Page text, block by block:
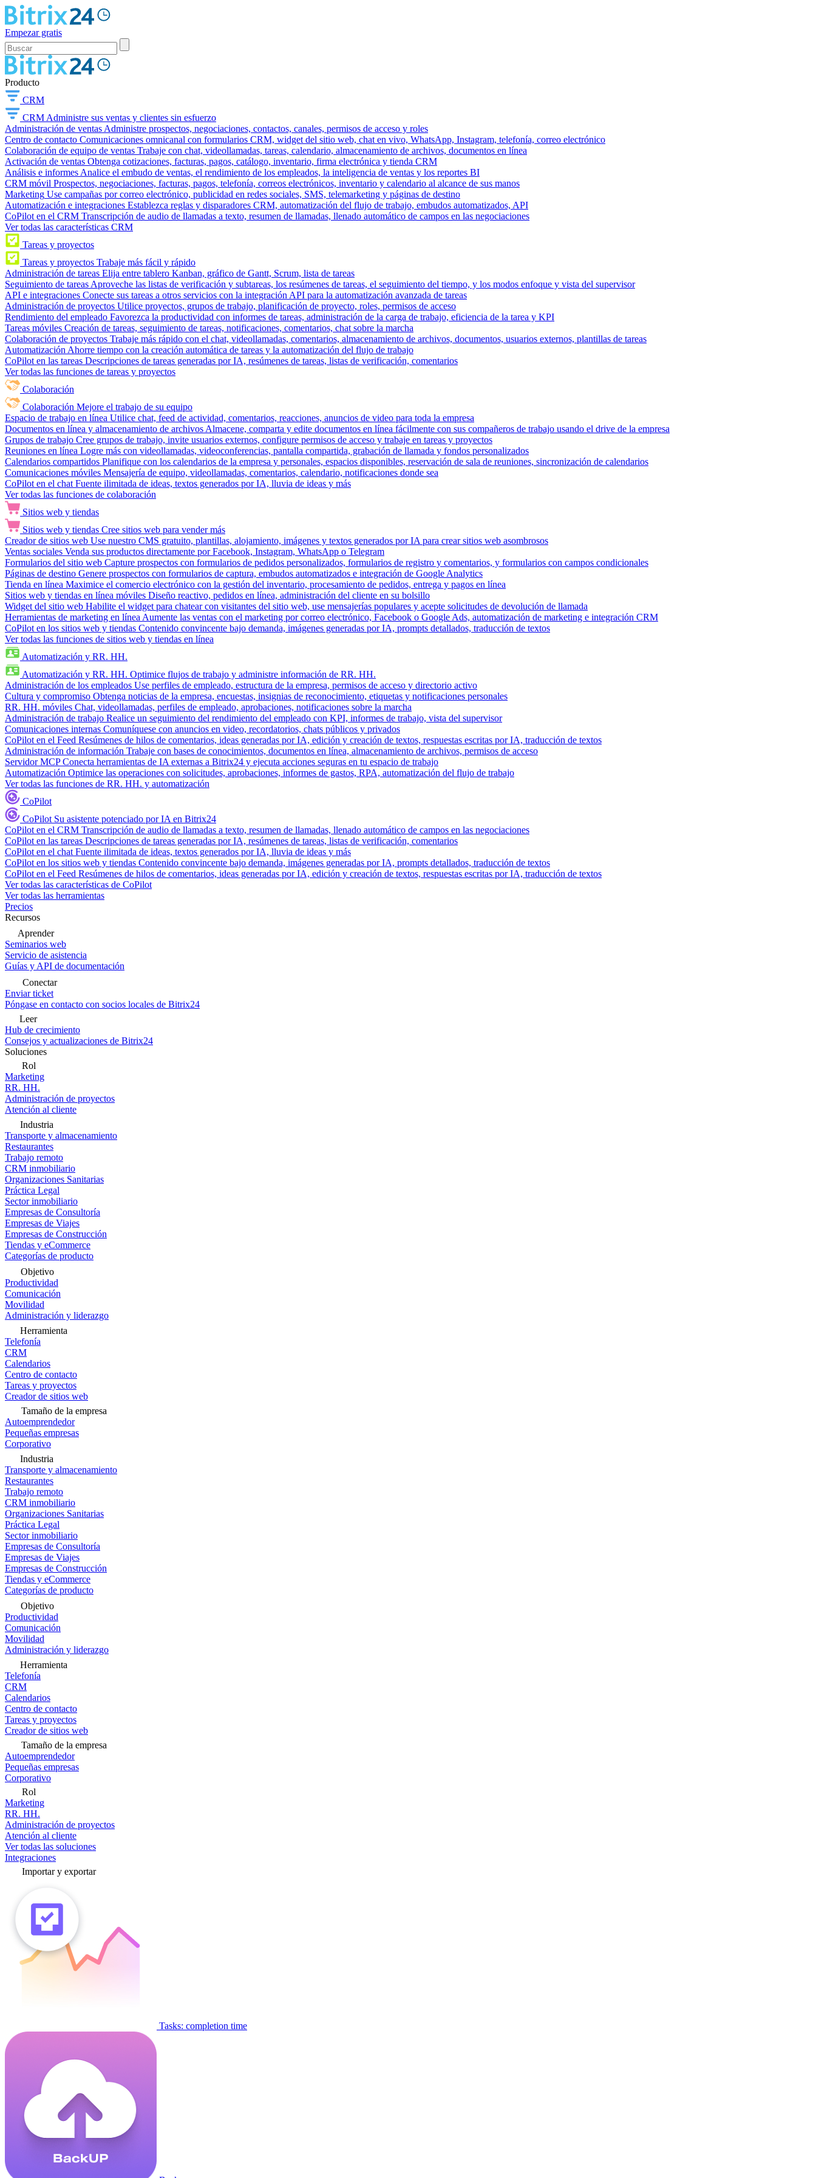
Empezar gratis
Producto
CRM
CRM Administre sus ventas y clientes sin esfuerzo
Administración de ventas Administre prospectos, negociaciones, contactos, canales, permisos de acceso y roles
Centro de contacto Comunicaciones omnicanal con formularios CRM, widget del sitio web, chat en vivo, WhatsApp, Instagram, telefonía, correo electrónico
Colaboración de equipo de ventas Trabaje con chat, videollamadas, tareas, calendario, almacenamiento de archivos, documentos en línea
Activación de ventas Obtenga cotizaciones, facturas, pagos, catálogo, inventario, firma electrónica y tienda CRM
Análisis e informes Analice el embudo de ventas, el rendimiento de los empleados, la inteligencia de ventas y los reportes BI
CRM móvil Prospectos, negociaciones, facturas, pagos, telefonía, correos electrónicos, inventario y calendario al alcance de sus manos
Marketing Use campañas por correo electrónico, publicidad en redes sociales, SMS, telemarketing y páginas de destino
Automatización e integraciones Establezca reglas y disparadores CRM, automatización del flujo de trabajo, embudos automatizados, API
CoPilot en el CRM Transcripción de audio de llamadas a texto, resumen de llamadas, llenado automático de campos en las negociaciones
Ver todas las características CRM
Tareas y proyectos
Tareas y proyectos Trabaje más fácil y rápido
Administración de tareas Elija entre tablero Kanban, gráfico de Gantt, Scrum, lista de tareas
Seguimiento de tareas Aproveche las listas de verificación y subtareas, los resúmenes de tareas, el seguimiento del tiempo, y los modos enfoque y vista del supervisor
API e integraciones Conecte sus tareas a otros servicios con la integración API para la automatización avanzada de tareas
Administración de proyectos Utilice proyectos, grupos de trabajo, planificación de proyecto, roles, permisos de acceso
Rendimiento del empleado Favorezca la productividad con informes de tareas, administración de la carga de trabajo, eficiencia de la tarea y KPI
Tareas móviles Creación de tareas, seguimiento de tareas, notificaciones, comentarios, chat sobre la marcha
Colaboración de proyectos Trabaje más rápido con el chat, videollamadas, comentarios, almacenamiento de archivos, documentos, usuarios externos, plantillas de tareas
Automatización Ahorre tiempo con la creación automática de tareas y la automatización del flujo de trabajo
CoPilot en las tareas Descripciones de tareas generadas por IA, resúmenes de tareas, listas de verificación, comentarios
Ver todas las funciones de tareas y proyectos
Colaboración
Colaboración Mejore el trabajo de su equipo
Espacio de trabajo en línea Utilice chat, feed de actividad, comentarios, reacciones, anuncios de video para toda la empresa
Documentos en línea y almacenamiento de archivos Almacene, comparta y edite documentos en línea fácilmente con sus compañeros de trabajo usando el drive de la empresa
Grupos de trabajo Cree grupos de trabajo, invite usuarios externos, configure permisos de acceso y trabaje en tareas y proyectos
Reuniones en línea Logre más con videollamadas, videoconferencias, pantalla compartida, grabación de llamada y fondos personalizados
Calendarios compartidos Planifique con los calendarios de la empresa y personales, espacios disponibles, reservación de sala de reuniones, sincronización de calendarios
Comunicaciones móviles Mensajería de equipo, videollamadas, comentarios, calendario, notificaciones donde sea
CoPilot en el chat Fuente ilimitada de ideas, textos generados por IA, lluvia de ideas y más
Ver todas las funciones de colaboración
Sitios web y tiendas
Sitios web y tiendas Cree sitios web para vender más
Creador de sitios web Use nuestro CMS gratuito, plantillas, alojamiento, imágenes y textos generados por IA para crear sitios web asombrosos
Ventas sociales Venda sus productos directamente por Facebook, Instagram, WhatsApp o Telegram
Formularios del sitio web Capture prospectos con formularios de pedidos personalizados, formularios de registro y comentarios, y formularios con campos condicionales
Páginas de destino Genere prospectos con formularios de captura, embudos automatizados e integración de Google Analytics
Tienda en línea Maximice el comercio electrónico con la gestión del inventario, procesamiento de pedidos, entrega y pagos en línea
Sitios web y tiendas en línea móviles Diseño reactivo, pedidos en línea, administración del cliente en su bolsillo
Widget del sitio web Habilite el widget para chatear con visitantes del sitio web, use mensajerías populares y acepte solicitudes de devolución de llamada
Herramientas de marketing en línea Aumente las ventas con el marketing por correo electrónico, Facebook o Google Ads, automatización de marketing e integración CRM
CoPilot en los sitios web y tiendas Contenido convincente bajo demanda, imágenes generadas por IA, prompts detallados, traducción de textos
Ver todas las funciones de sitios web y tiendas en línea
Automatización y RR. HH.
Automatización y RR. HH. Optimice flujos de trabajo y administre información de RR. HH.
Administración de los empleados Use perfiles de empleado, estructura de la empresa, permisos de acceso y directorio activo
Cultura y compromiso Obtenga noticias de la empresa, encuestas, insignias de reconocimiento, etiquetas y notificaciones personales
RR. HH. móviles Chat, videollamadas, perfiles de empleado, aprobaciones, notificaciones sobre la marcha
Administración de trabajo Realice un seguimiento del rendimiento del empleado con KPI, informes de trabajo, vista del supervisor
Comunicaciones internas Comuníquese con anuncios en video, recordatorios, chats públicos y privados
CoPilot en el Feed Resúmenes de hilos de comentarios, ideas generadas por IA, edición y creación de textos, respuestas escritas por IA, traducción de textos
Administración de información Trabaje con bases de conocimientos, documentos en línea, almacenamiento de archivos, permisos de acceso
Servidor MCP Conecta herramientas de IA externas a Bitrix24 y ejecuta acciones seguras en tu espacio de trabajo
Automatización Optimice las operaciones con solicitudes, aprobaciones, informes de gastos, RPA, automatización del flujo de trabajo
Ver todas las funciones de RR. HH. y automatización
CoPilot
CoPilot Su asistente potenciado por IA en Bitrix24
CoPilot en el CRM Transcripción de audio de llamadas a texto, resumen de llamadas, llenado automático de campos en las negociaciones
CoPilot en las tareas Descripciones de tareas generadas por IA, resúmenes de tareas, listas de verificación, comentarios
CoPilot en el chat Fuente ilimitada de ideas, textos generados por IA, lluvia de ideas y más
CoPilot en los sitios web y tiendas Contenido convincente bajo demanda, imágenes generadas por IA, prompts detallados, traducción de textos
CoPilot en el Feed Resúmenes de hilos de comentarios, ideas generadas por IA, edición y creación de textos, respuestas escritas por IA, traducción de textos
Ver todas las características de CoPilot
Ver todas las herramientas
Precios
Recursos
Aprender
Seminarios web
Servicio de asistencia
Guías y API de documentación
Conectar
Enviar ticket
Póngase en contacto con socios locales de Bitrix24
Leer
Hub de crecimiento
Consejos y actualizaciones de Bitrix24
Soluciones
Rol
Marketing
RR. HH.
Administración de proyectos
Atención al cliente
Industria
Transporte y almacenamiento
Restaurantes
Trabajo remoto
CRM inmobiliario
Organizaciones Sanitarias
Práctica Legal
Sector inmobiliario
Empresas de Consultoría
Empresas de Viajes
Empresas de Construcción
Tiendas y eCommerce
Categorías de producto
Objetivo
Productividad
Comunicación
Movilidad
Administración y liderazgo
Herramienta
Telefonía
CRM
Calendarios
Centro de contacto
Tareas y proyectos
Creador de sitios web
Tamaño de la empresa
Autoemprendedor
Pequeñas empresas
Corporativo
Industria
Transporte y almacenamiento
Restaurantes
Trabajo remoto
CRM inmobiliario
Organizaciones Sanitarias
Práctica Legal
Sector inmobiliario
Empresas de Consultoría
Empresas de Viajes
Empresas de Construcción
Tiendas y eCommerce
Categorías de producto
Objetivo
Productividad
Comunicación
Movilidad
Administración y liderazgo
Herramienta
Telefonía
CRM
Calendarios
Centro de contacto
Tareas y proyectos
Creador de sitios web
Tamaño de la empresa
Autoemprendedor
Pequeñas empresas
Corporativo
Rol
Marketing
RR. HH.
Administración de proyectos
Atención al cliente
Ver todas las soluciones
Integraciones
Importar y exportar
Tasks: completion time